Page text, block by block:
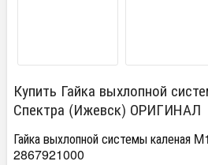
Купить Гайка выхлопной
Спектра (Ижевск) ОРИГИНАЛ
Гайка выхлопной системы каленая
2867921000